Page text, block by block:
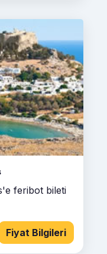
feribot bileti
Fiyat Bilgileri